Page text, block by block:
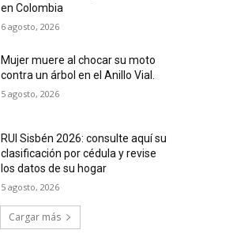
en Colombia
6 agosto, 2026
Mujer muere al chocar su moto
contra un árbol en el Anillo Vial.
5 agosto, 2026
RUI Sisbén 2026: consulte aquí su
clasificación por cédula y revise
los datos de su hogar
5 agosto, 2026
Cargar más